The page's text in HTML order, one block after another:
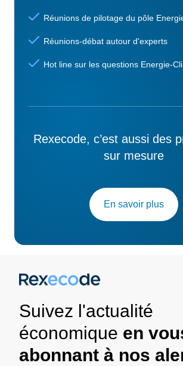
Réunions de pilotage du pôle
Réunions-débat autour d'experts
Hot line sur les questions Energie-
Rexecode, c’est aussi des
sur mesure
En savoir plus
Suivez l'actualité
économique en
abonnant à nos